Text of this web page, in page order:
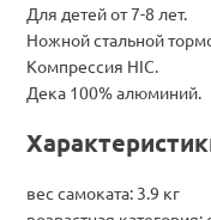
Для детей от 7-8 лет.
Ножной стальной
Компрессия HIC.
Дека 100% алюминий.
вес самоката: 3.9 кг